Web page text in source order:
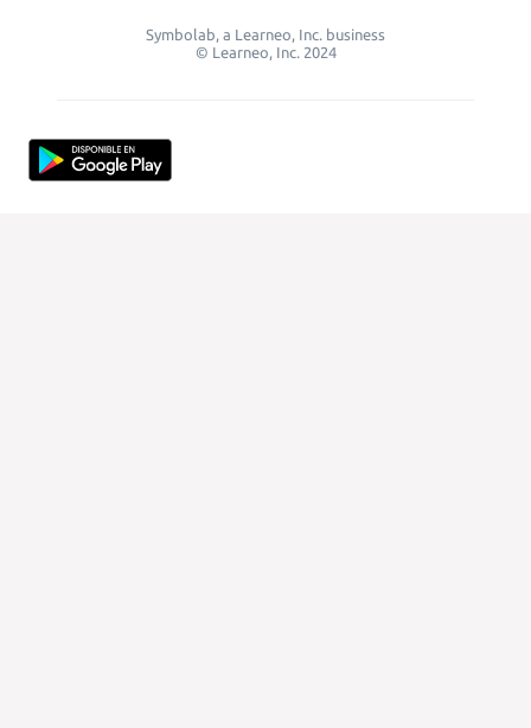
Symbolab, a Learneo, Inc. business
© Learneo, Inc. 2024